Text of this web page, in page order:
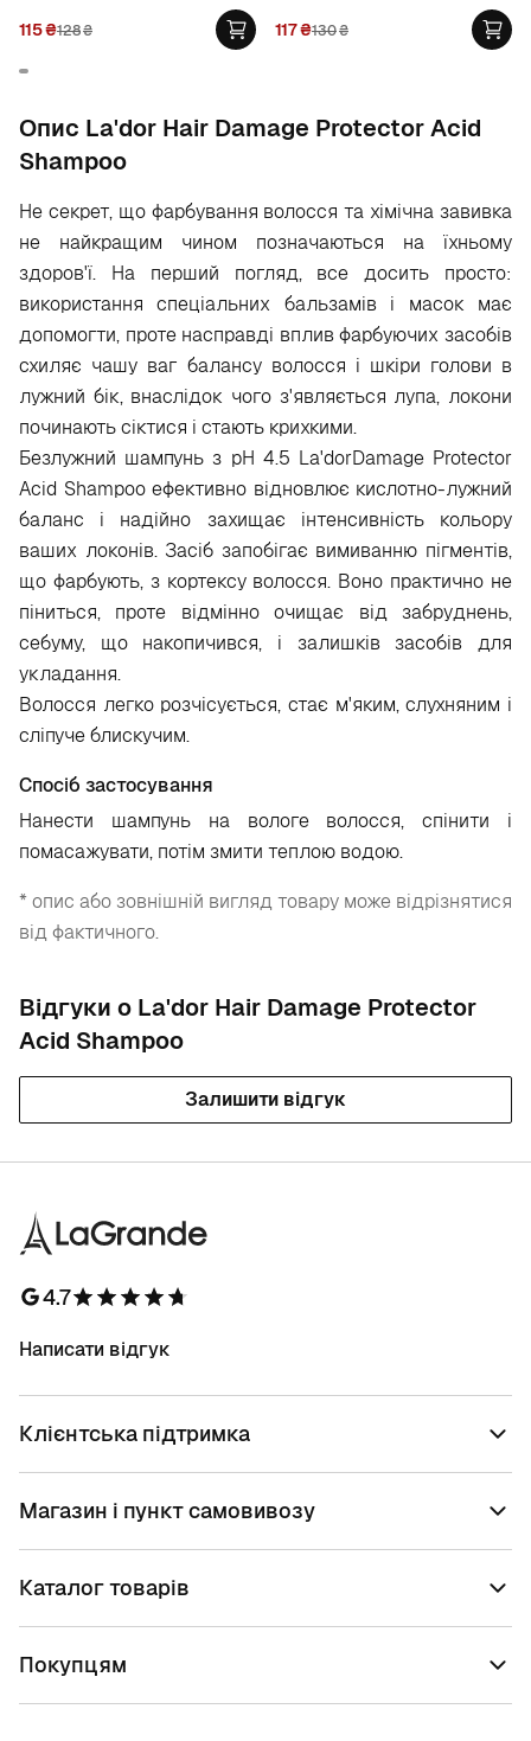
115₴128₴ 117₴130₴
Опис La'dor Hair Damage Protector Acid
Shampoo
Не секрет, що фарбування волосся та хімічна завивка
не найкращим чином позначаються на їхньому
здоров'ї. На перший погляд, все досить просто:
використання спеціальних бальзамів і масок має
допомогти, проте насправді вплив фарбуючих засобів
схиляє чашу ваг балансу волосся і шкіри голови в
лужний бік, внаслідок чого з'являється лупа, локони
починають сіктися і стають крихкими.
Безлужний шампунь з pH 4.5 La'dorDamage Protector
Acid Shampoo ефективно відновлює кислотно-лужний
баланс і надійно захищає інтенсивність кольору
ваших локонів. Засіб запобігає вимиванню пігментів,
що фарбують, з кортексу волосся. Воно практично не
піниться, проте відмінно очищає від забруднень,
себуму, що накопичився, і залишків засобів для
укладання.
Волосся легко розчісується, стає м'яким, слухняним і
сліпуче блискучим.
Спосіб застосування
Нанести шампунь на вологе волосся, спінити і
помасажувати, потім змити теплою водою.
* опис або зовнішній вигляд товару може відрізнятися
від фактичного.
Відгуки о La'dor Hair Damage Protector
Acid Shampoo
Залишити відгук
4.7
Написати відгук
Клієнтська підтримка
Магазин і пункт самовивозу
Каталог товарів
Покупцям